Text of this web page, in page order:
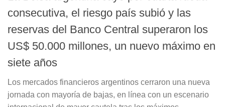
consecutiva, el riesgo país subió y las
reservas del Banco Central superaron los
US$ 50.000 millones, un nuevo máximo en
siete años
Los mercados financieros argentinos cerraron una nueva
jornada con mayoría de bajas, en línea con un escenario